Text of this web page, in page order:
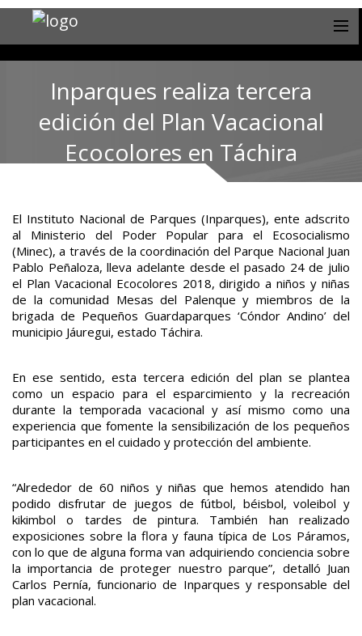
Inparques realiza tercera
edición del Plan Vacacional
Ecocolores en Táchira
El Instituto Nacional de Parques (Inparques), ente adscrito
al Ministerio del Poder Popular para el Ecosocialismo
(Minec), a través de la coordinación del Parque Nacional Juan
Pablo Peñaloza, lleva adelante desde el pasado 24 de julio
el Plan Vacacional Ecocolores 2018, dirigido a niños y niñas
de la comunidad Mesas del Palenque y miembros de la
brigada de Pequeños Guardaparques ‘Cóndor Andino’ del
municipio Jáuregui, estado Táchira.
En ese sentido, esta tercera edición del plan se plantea
como un espacio para el esparcimiento y la recreación
durante la temporada vacacional y así mismo como una
experiencia que fomente la sensibilización de los pequeños
participantes en el cuidado y protección del ambiente.
“Alrededor de 60 niños y niñas que hemos atendido han
podido disfrutar de juegos de fútbol, béisbol, voleibol y
kikimbol o tardes de pintura. También han realizado
exposiciones sobre la flora y fauna típica de Los Páramos,
con lo que de alguna forma van adquiriendo conciencia sobre
la importancia de proteger nuestro parque”, detalló Juan
Carlos Pernía, funcionario de Inparques y responsable del
plan vacacional.